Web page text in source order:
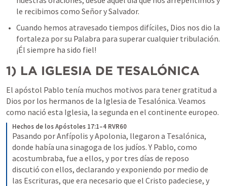
le recibimos como Señor y Salvador.
Cuando hemos atravesado tiempos difíciles, Dios nos dio la
fortaleza por su Palabra para superar cualquier tribulación.
¡Él siempre ha sido fiel!
1) LA IGLESIA DE TESALÓNICA
El apóstol Pablo tenía muchos motivos para tener gratitud a
Dios por los hermanos de la Iglesia de Tesalónica. Veamos
como nació esta Iglesia, la segunda en el continente europeo.
Hechos de los Apóstoles 17:1–4 RVR60
Pasando por Anfípolis y Apolonia, llegaron a Tesalónica,
donde había una sinagoga de los judíos. Y Pablo, como
acostumbraba, fue a ellos, y por tres días de reposo
discutió con ellos, declarando y exponiendo por medio de
las Escrituras, que era necesario que el Cristo padeciese, y